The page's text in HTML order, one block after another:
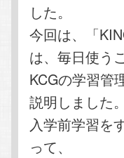
した。
今回は、「
は、毎日使う
KCGの学習管
説明しました。
入学前学習を
って、